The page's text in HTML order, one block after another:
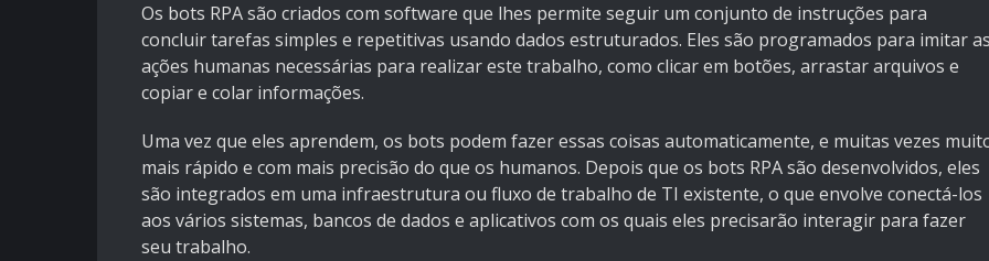
Os bots RPA são criados com software que lhes permite seguir um conjunto de instruções para
concluir tarefas simples e repetitivas usando dados estruturados. Eles são programados para imitar
ações humanas necessárias para realizar este trabalho, como clicar em botões, arrastar arquivos e
copiar e colar informações.
Uma vez que eles aprendem, os bots podem fazer essas coisas automaticamente, e muitas vezes
mais rápido e com mais precisão do que os humanos. Depois que os bots RPA são desenvolvidos, eles
são integrados em uma infraestrutura ou fluxo de trabalho de TI existente, o que envolve conectá-los
aos vários sistemas, bancos de dados e aplicativos com os quais eles precisarão interagir para fazer
seu trabalho.